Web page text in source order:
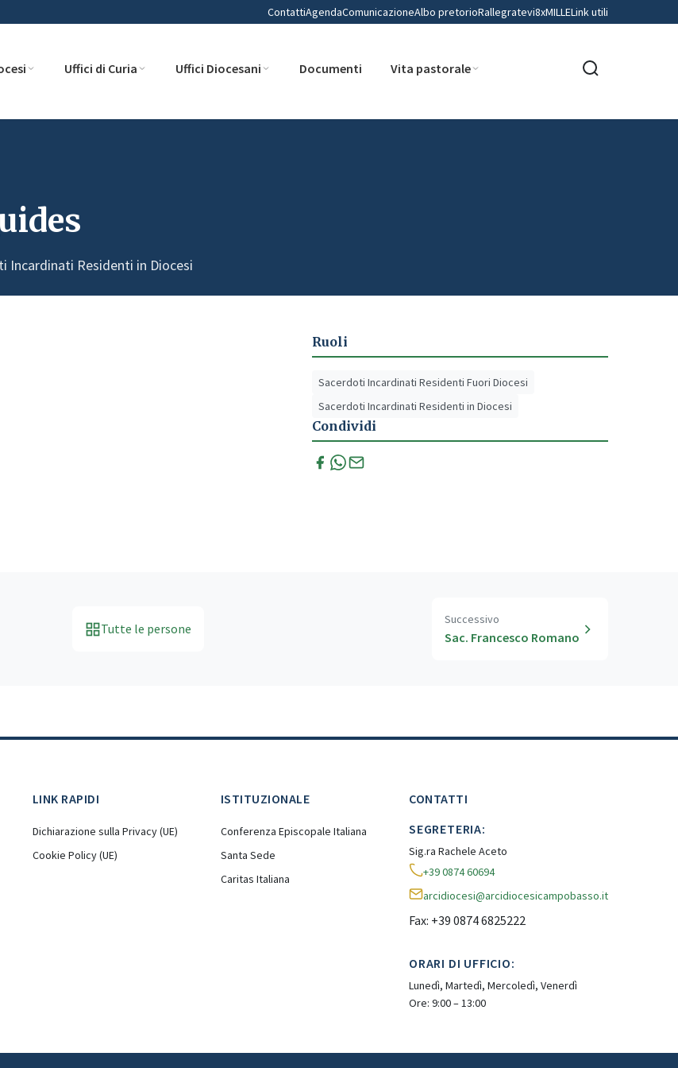
ContattiAgendaComunicazioneAlbo pretorioRallegratevi8xMILLELink utili
Uffici di Curia Uffici Diocesani Documenti Vita pastorale
Incardinati Residenti in Diocesi
Ruoli
Sacerdoti Incardinati Residenti Fuori Diocesi
Sacerdoti Incardinati Residenti in Diocesi
Condividi
Tutte le persone
Successivo
Sac. Francesco Romano
LINK RAPIDI
Dichiarazione sulla Privacy (UE)
Cookie Policy (UE)
ISTITUZIONALE
Conferenza Episcopale Italiana
Santa Sede
Caritas Italiana
CONTATTI
SEGRETERIA:
Sig.ra Rachele Aceto
+39 0874 60694
arcidiocesi@arcidiocesicampobasso.it
Fax: +39 0874 6825222
ORARI DI UFFICIO:
Lunedì, Martedì, Mercoledì, Venerdì
Ore: 9:00 – 13:00